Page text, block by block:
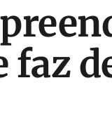
faz